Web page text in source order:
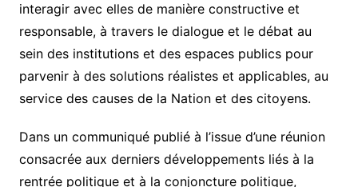
interagir avec elles de manière constructive et
responsable, à travers le dialogue et le débat au
sein des institutions et des espaces publics pour
parvenir à des solutions réalistes et applicables, au
service des causes de la Nation et des citoyens.
Dans un communiqué publié à l’issue d’une réunion
consacrée aux derniers développements liés à la
rentrée politique et à la conjoncture politique,